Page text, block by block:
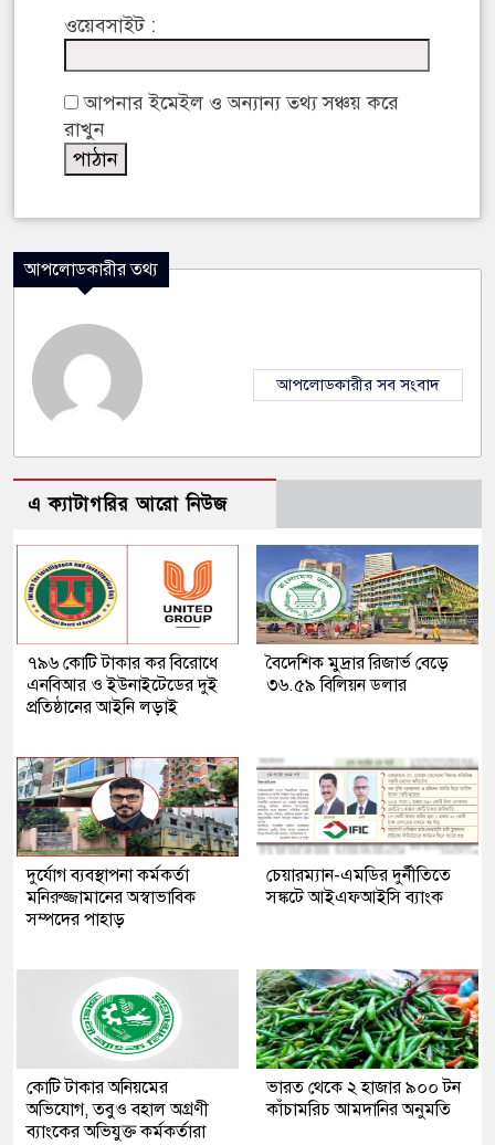
ওয়েবসাইট :
আপনার ইমেইল ও অন্যান্য তথ্য সঞ্চয় করে
রাখুন
আপলোডকারীর তথ্য
আপলোডকারীর সব সংবাদ
এ ক্যাটাগরির আরো নিউজ
৭৯৬ কোটি টাকার কর বিরোধে
এনবিআর ও ইউনাইটেডের দুই
প্রতিষ্ঠানের আইনি লড়াই
বৈদেশিক মুদ্রার রিজার্ভ বেড়ে
৩৬.৫৯ বিলিয়ন ডলার
দুর্যোগ ব্যবস্থাপনা কর্মকর্তা
মনিরুজ্জামানের অস্বাভাবিক
সম্পদের পাহাড়
চেয়ারম্যান-এমডির দুর্নীতিতে
সঙ্কটে আইএফআইসি ব্যাংক
কোটি টাকার অনিয়মের
অভিযোগ, তবুও বহাল অগ্রণী
ব্যাংকের অভিযুক্ত কর্মকর্তারা
ভারত থেকে ২ হাজার ৯০০ টন
কাঁচামরিচ আমদানির অনুমতি